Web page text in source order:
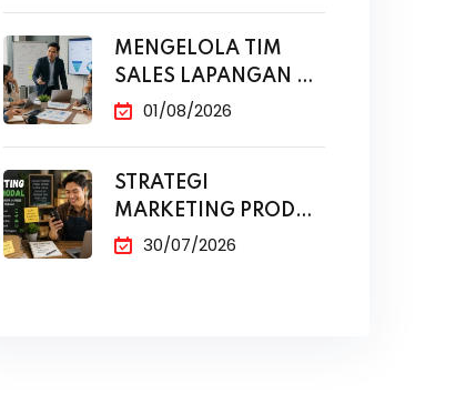
MENGELOLA TIM
SALES LAPANGAN DI
ERA DIGITAL
01/08/2026
STRATEGI
MARKETING PRODUK
MODAL KECIL TANPA
30/07/2026